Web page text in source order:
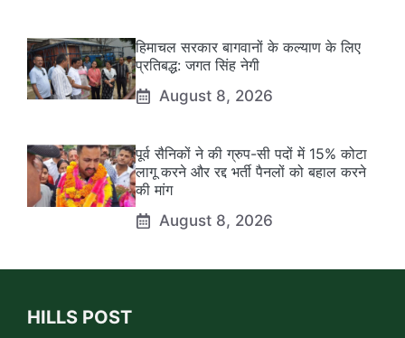
हिमाचल सरकार बागवानों के कल्याण के लिए
प्रतिबद्ध: जगत सिंह नेगी
August 8, 2026
पूर्व सैनिकों ने की ग्रुप-सी पदों में 15% कोटा
लागू करने और रद्द भर्ती पैनलों को बहाल करने
की मांग
August 8, 2026
HILLS POST